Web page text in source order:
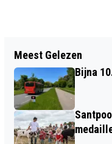
GROTE
ST.
BLOEMENDAAL
Meest Gelezen
Bijna